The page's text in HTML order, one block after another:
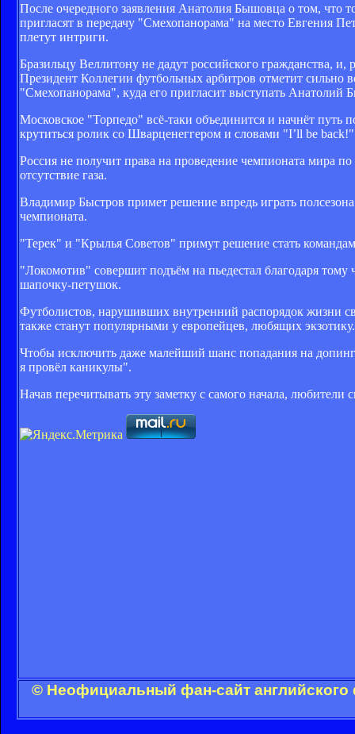
После очередного заявления Анатолия Бышовца о том, что
пригласят в передачу "Смехопанорама" на место Евгения
плетут интриги.
Бразильцу Веллитону не дадут российского гражданства,
Президент Коллегии футбольных арбитров отметит сильно
"Смехопанорама", куда его пригласит выступать Анатолий
Московское "Торпедо" всё-таки объединится и начнёт
крутиться ролик со Шварценеггером и словами "I’ll be back!"
Россия не получит права на проведение чемпионата мира
отсутствие газа.
Владимир Быстров примет решение впредь играть
чемпионата.
"Терек" и "Крылья Советов" примут решение стать
"Локомотив" совершит подъём на пьедестал благодаря
шапочку-петушок.
Футболистов, нарушивших внутренний распорядок жизни
также станут популярными у европейцев, любящих
Чтобы исключить даже малейший шанс попадания на
я провёл каникулы".
Начав перечитывать эту заметку с самого начала, любители
© Неофициальный фан-сайт английского